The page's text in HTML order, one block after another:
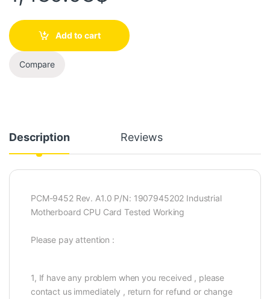
Add to cart
Compare
Description Reviews
PCM-9452 Rev. A1.0 P/N: 1907945202 Industrial
Motherboard CPU Card Tested Working
Please pay attention :
1, If have any problem when you received , please
contact us immediately , return for refund or change